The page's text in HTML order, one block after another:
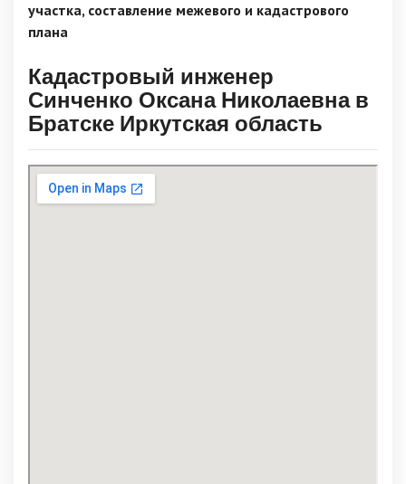
участка, составление межевого и кадастрового
плана
Кадастровый инженер
Синченко Оксана Николаевна в
Братске Иркутская область